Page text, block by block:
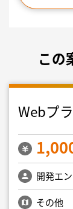
この
Webプ
開発エ
その他